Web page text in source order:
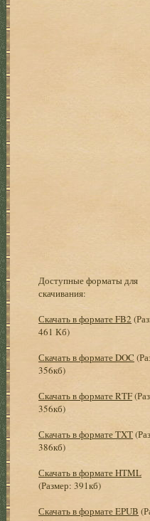
Доступные форматы для
скачивания:
Скачать в формате FB2
461 Кб)
Скачать в формате DOC
356кб)
Скачать в формате RTF
356кб)
Скачать в формате TXT
386кб)
Скачать в формате HTML
(Размер: 391кб)
Скачать в формате EPUB